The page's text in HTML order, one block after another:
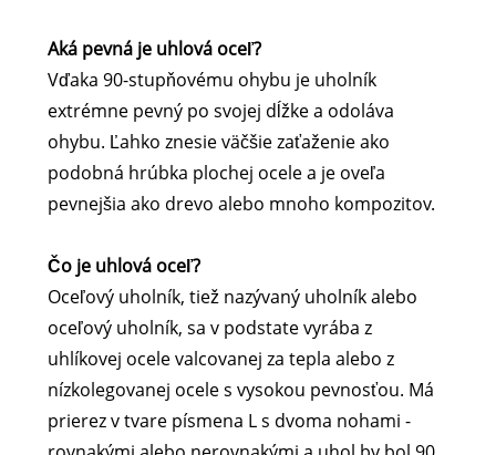
Aká pevná je uhlová oceľ?
Vďaka 90-stupňovému ohybu je uholník
extrémne pevný po svojej dĺžke a odoláva
ohybu. Ľahko znesie väčšie zaťaženie ako
podobná hrúbka plochej ocele a je oveľa
pevnejšia ako drevo alebo mnoho kompozitov.
Čo je uhlová oceľ?
Oceľový uholník, tiež nazývaný uholník alebo
oceľový uholník, sa v podstate vyrába z
uhlíkovej ocele valcovanej za tepla alebo z
nízkolegovanej ocele s vysokou pevnosťou. Má
prierez v tvare písmena L s dvoma nohami -